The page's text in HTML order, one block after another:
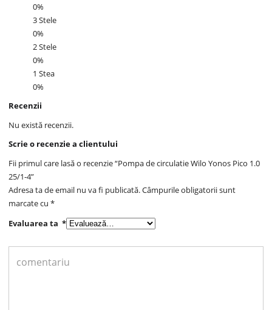
0%
3 Stele
0%
2 Stele
0%
1 Stea
0%
Recenzii
Nu există recenzii.
Scrie o recenzie a clientului
Fii primul care lasă o recenzie “Pompa de circulatie Wilo Yonos Pico 1.0
25/1-4”
Adresa ta de email nu va fi publicată.Câmpurile obligatorii sunt
marcate cu*
Evaluarea ta*